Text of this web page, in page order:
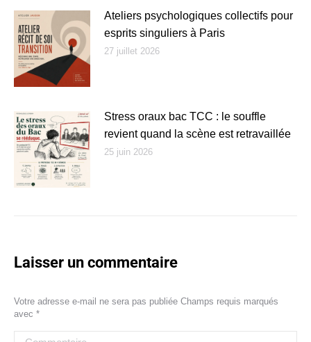
Ateliers psychologiques collectifs pour
esprits singuliers à Paris
27 juillet 2026
Stress oraux bac TCC : le souffle
revient quand la scène est retravaillée
25 juin 2026
Laisser un commentaire
Votre adresse e-mail ne sera pas publiée Champs requis marqués
avec *
Commentaire